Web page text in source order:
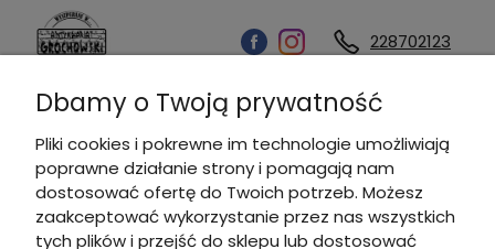
228702123
Kontakt
Informacje
Dbamy o Twoją prywatność
Pliki cookies i pokrewne im technologie umożliwiają
poprawne działanie strony i pomagają nam
dostosować ofertę do Twoich potrzeb. Możesz
zaakceptować wykorzystanie przez nas wszystkich
tych plików i przejść do sklepu lub dostosować